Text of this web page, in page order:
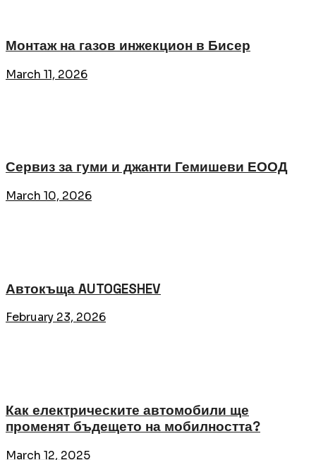
Монтаж на газов инжекцион в Бисер
March 11, 2026
Сервиз за гуми и джанти Гемишеви ЕООД
March 10, 2026
Автокъща AUTOGESHEV
February 23, 2026
Как електрическите автомобили ще
променят бъдещето на мобилността?
March 12, 2025